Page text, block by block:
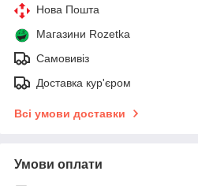
Нова Пошта
Магазини Rozetka
Самовивіз
Доставка кур'єром
Всі умови доставки
Умови оплати